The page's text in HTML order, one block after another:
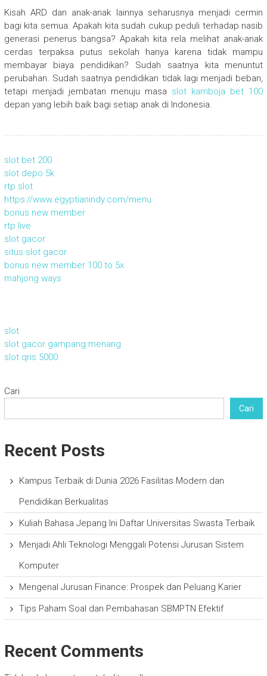
Kisah ARD dan anak-anak lainnya seharusnya menjadi cermin
bagi kita semua. Apakah kita sudah cukup peduli terhadap nasib
generasi penerus bangsa? Apakah kita rela melihat anak-anak
cerdas terpaksa putus sekolah hanya karena tidak mampu
membayar biaya pendidikan? Sudah saatnya kita menuntut
perubahan. Sudah saatnya pendidikan tidak lagi menjadi beban,
tetapi menjadi jembatan menuju masa slot kamboja bet 100
depan yang lebih baik bagi setiap anak di Indonesia.
slot bet 200
slot depo 5k
rtp slot
https://www.egyptianindy.com/menu
bonus new member
rtp live
slot gacor
situs slot gacor
bonus new member 100 to 5x
mahjong ways
slot
slot gacor gampang menang
slot qris 5000
Cari
Cari
Recent Posts
Kampus Terbaik di Dunia 2026 Fasilitas Modern dan
Pendidikan Berkualitas
Kuliah Bahasa Jepang Ini Daftar Universitas Swasta Terbaik
Menjadi Ahli Teknologi Menggali Potensi Jurusan Sistem
Komputer
Mengenal Jurusan Finance: Prospek dan Peluang Karier
Tips Paham Soal dan Pembahasan SBMPTN Efektif
Recent Comments